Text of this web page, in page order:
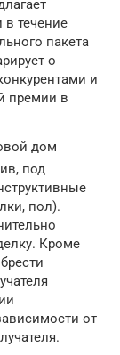
течение
пакета
о
и
премии в
дом
под
пол).
Кроме
от